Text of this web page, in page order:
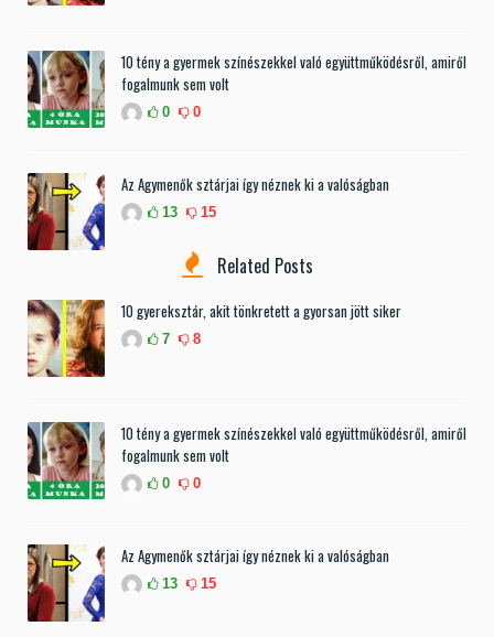
10 tény a gyermek színészekkel való együttműködésről, amiről
fogalmunk sem volt
0 0
Az Agymenők sztárjai így néznek ki a valóságban
13 15
Related Posts
10 gyereksztár, akit tönkretett a gyorsan jött siker
7 8
10 tény a gyermek színészekkel való együttműködésről, amiről
fogalmunk sem volt
0 0
Az Agymenők sztárjai így néznek ki a valóságban
13 15